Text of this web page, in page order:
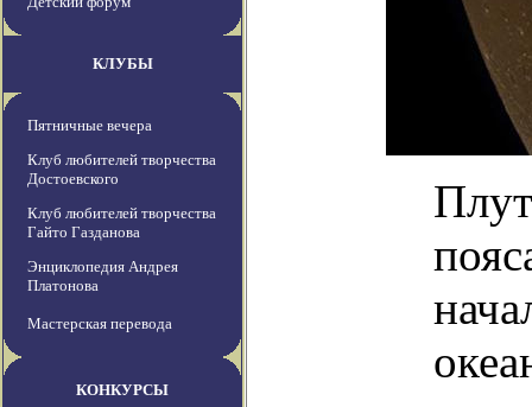
КЛУБЫ
Пятничные вечера
Клуб любителей творчества
Достоевского
Клуб любителей творчества
Гайто Газданова
Энциклопедия Андрея
Платонова
Мастерская перевода
КОНКУРСЫ